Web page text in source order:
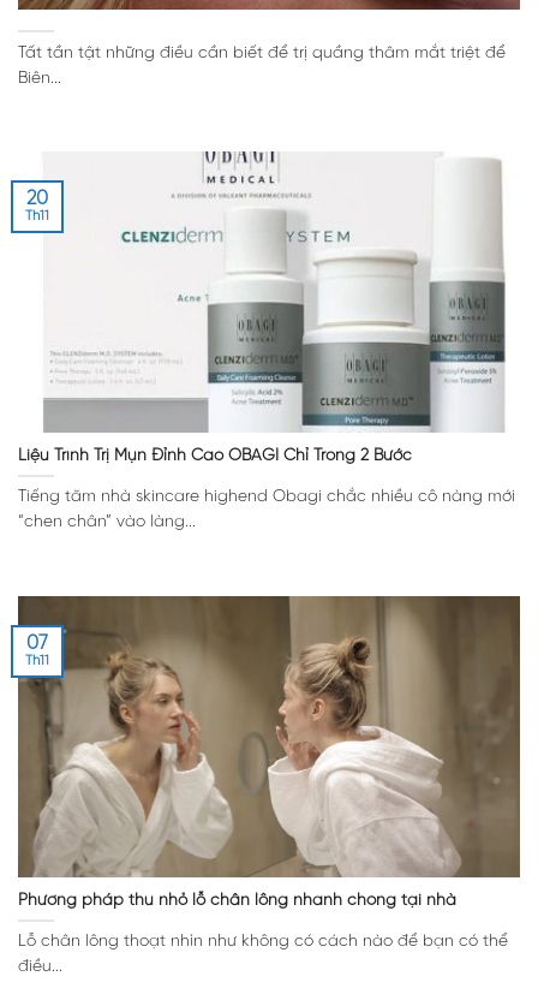
Tất tần tật những điều cần biết để trị quầng thâm mắt triệt để
Biên...
Liệu Trình Trị Mụn Đỉnh Cao OBAGI Chỉ Trong 2 Bước
Tiếng tăm nhà skincare highend Obagi chắc nhiều cô nàng mới
“chen chân” vào làng...
20
Th11
Phương pháp thu nhỏ lỗ chân lông nhanh chóng tại nhà
Lỗ chân lông thoạt nhìn như không có cách nào để bạn có thể
điều...
07
Th11